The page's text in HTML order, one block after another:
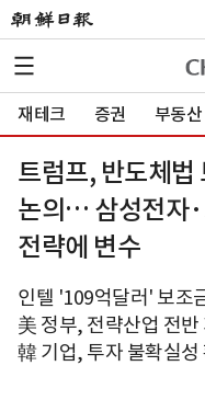
재테크 증권 부동산
트럼프, 반도체법
논의… 삼성전자
전략에 변수
인텔 '109억달러' 보조
美 정부, 전략산업 전
韓 기업, 투자 불확실성